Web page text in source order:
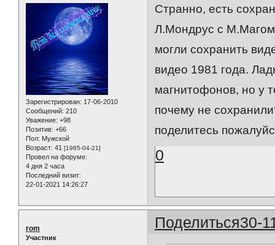
Зарегистрирован: 17-06-2010
Сообщений: 210
Уважение: +98
Позитив: +66
Пол: Мужской
Возраст: 41 [1985-04-21]
Провел на форуме:
4 дня 2 часа
Последний визит:
22-01-2021 14:26:27
Странно, есть
Л.Мондрус с
могли сохранить
видео 1981 года.
магнитофонов, но у
почему не
поделитесь
0
Поделиться30-
rom
Участник